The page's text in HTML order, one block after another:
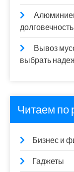
Вывоз
выбрать
Читаем по
Бизнес и
Гаджеты